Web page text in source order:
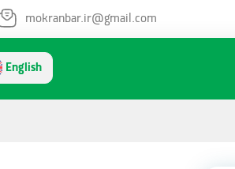
mokranbar.ir@gmail.com
English